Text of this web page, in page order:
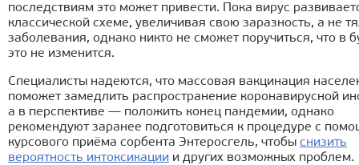
последствиям это может привести. Пока вирус
классической схеме, увеличивая свою заразность, а не
заболевания, однако никто не сможет поручиться, что в
это не изменится.
Специалисты надеются, что массовая вакцинация
поможет замедлить распространение коронавирусной
а в перспективе — положить конец пандемии, однако
рекомендуют заранее подготовиться к процедуре с
курсового приёма сорбента Энтеросгель, чтобы снизить
вероятность интоксикации и других возможных проблем.